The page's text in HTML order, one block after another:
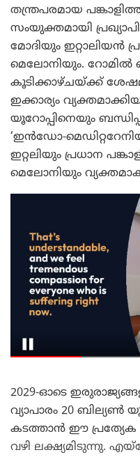
തന്ത്രപരമായ
സംയുക്തമായി
മോദിയും ഇറ്റാലിയൻ
മെലോനിയും. റോമിൽ
കൂടിക്കാഴ്ചയ്ക്ക്
ഇക്കാര്യം
യൂറോപ്പിനെയും
‘ഇൻഡോ-
ഇറ്റലിയും പ്രധാന
മെലോനിയും
2029-ഓടെ
വ്യാപാരം 20 ബില്യൺ
കടത്താൻ ഈ പ്രത്യേക
വഴി ലക്ഷ്യമിടുന്നു.